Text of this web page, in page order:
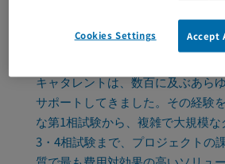
キャタレントは、数百に及ぶあら
サポートしてきました。その経験
な第1相試験から、複雑で大規模
3・4相試験まで、プロジェクトの
Cookies Settings Accept